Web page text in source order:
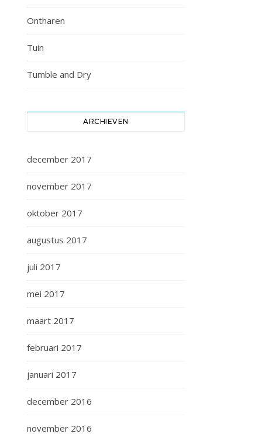
Ontharen
Tuin
Tumble and Dry
ARCHIEVEN
december 2017
november 2017
oktober 2017
augustus 2017
juli 2017
mei 2017
maart 2017
februari 2017
januari 2017
december 2016
november 2016